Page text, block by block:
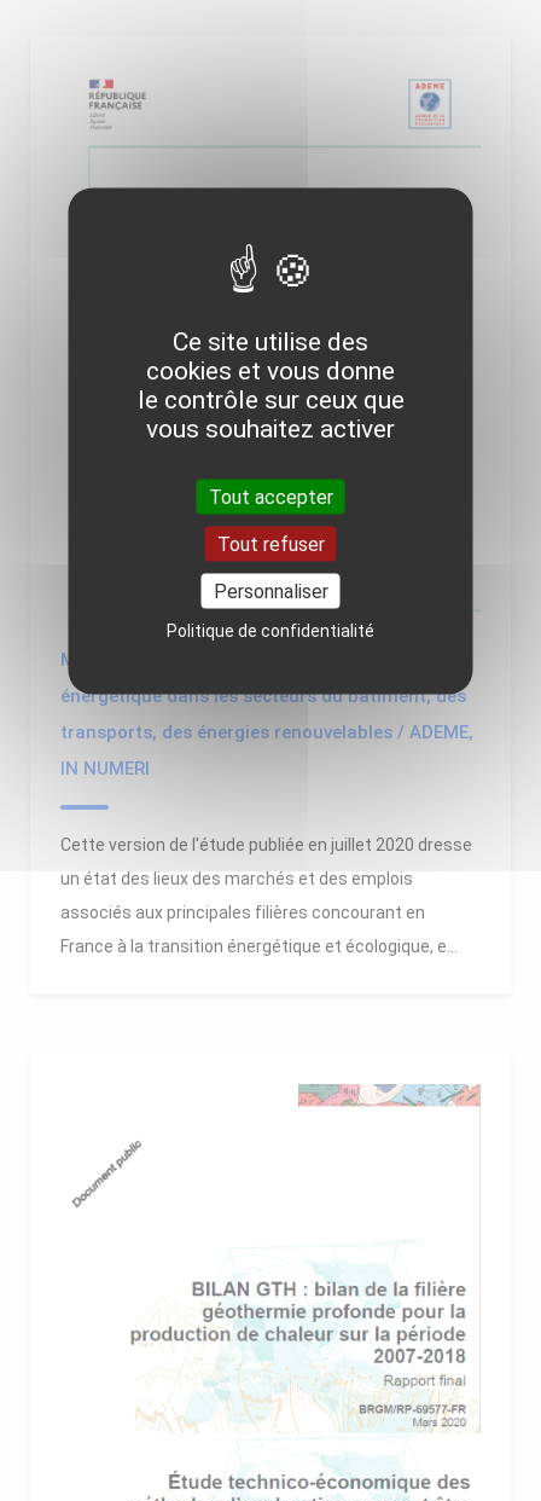
Marchés et emplois concourant à la transition
énergétique dans les secteurs du bâtiment, des
transports, des énergies renouvelables / ADEME,
IN NUMERI
Cette version de l'étude publiée en juillet 2020 dresse
un état des lieux des marchés et des emplois
associés aux principales filières concourant en
France à la transition énergétique et écologique, e...
Ce site utilise des
cookies et vous donne
le contrôle sur ceux que
vous souhaitez activer
Tout accepter
Tout refuser
Personnaliser
Politique de confidentialité